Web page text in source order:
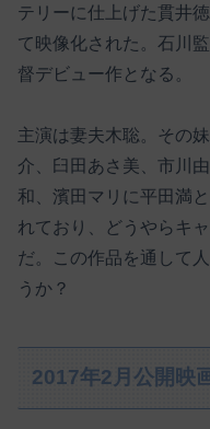
テリーに仕上げた貫井
て映像化された。石川
督デビュー作となる。
主演は妻夫木聡。その
介、臼田あさ美、市川
和、濱田マリに平田満
れており、どうやらキ
だ。この作品を通して
うか？
2017年2月公開映